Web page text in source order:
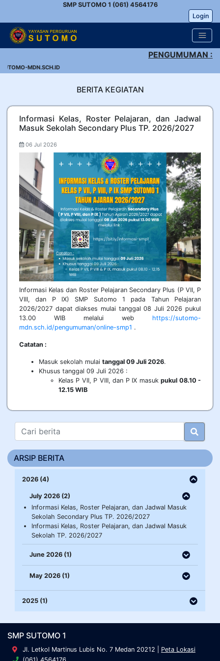
SMP SUTOMO 1 (061) 4564176
Login
PENGUMUMAN :
MDN.SCH.ID
BERITA KEGIATAN
Informasi Kelas, Roster Pelajaran, dan Jadwal
Masuk Sekolah Secondary Plus TP. 2026/2027
06 Jul 2026
Informasi Kelas dan Roster Pelajaran Secondary Plus (P VII, P
VIII, dan P IX) SMP Sutomo 1 pada Tahun Pelajaran
2026/2027 dapat diakses mulai tanggal 08 Juli 2026 pukul
13.00 WIB melalui web https://sutomo-
mdn.sch.id/pengumuman/online-smp1 .
Catatan :
Masuk sekolah mulai tanggal 09 Juli 2026.
Khusus tanggal 09 Juli 2026 :
Kelas P VII, P VIII, dan P IX masukpukul 08.10 -
12.15 WIB
ARSIP BERITA
2026 (4)
July 2026 (2)
Informasi Kelas, Roster Pelajaran, dan Jadwal Masuk
Sekolah Secondary Plus TP. 2026/2027
Informasi Kelas, Roster Pelajaran, dan Jadwal Masuk
Sekolah TP. 2026/2027
June 2026 (1)
May 2026 (1)
2025 (1)
SMP SUTOMO 1
Jl. Letkol Martinus Lubis No. 7 Medan 20212 | Peta Lokasi